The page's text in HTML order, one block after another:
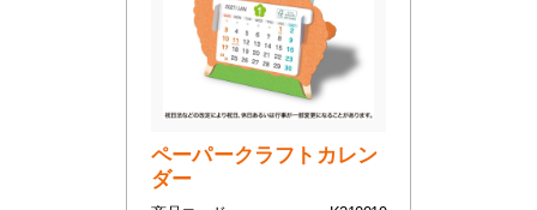
ペーパークラフトカレン
ダー